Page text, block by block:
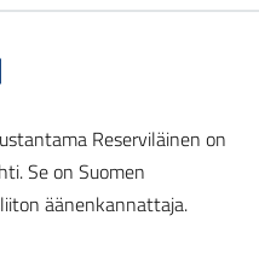
Reserviläinen on
Se on Suomen
äänenkannattaja.